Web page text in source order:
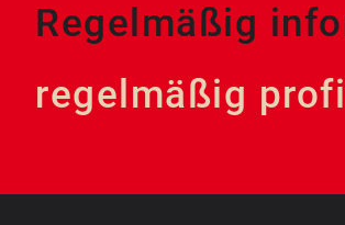
Regelmäßig
regelmäßig